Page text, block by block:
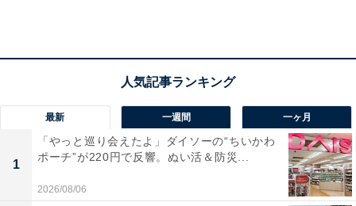
横浜赤レンガ倉庫20周年を記念したアニバーサリーガーデン
2022年のテーマは“BRIGHT”。閉塞した日々が続く中で
も、横浜港を臨む開放的な空間と色とりどりの草花を通
じて、晴れやかな明るい気分になってほしい、そして来
場者の未来が明るく開けたものになってほしいという想
いが込められています。
最新 一週間 一ヶ月
1
「やっと巡り会えたよ」ダイソーの“ちいかわ
ポーチ”が220円で反響。ぬい活＆防災...
2026/08/06